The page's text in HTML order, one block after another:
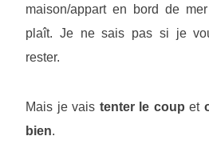
maison/appart en bord de
plaît. Je ne sais pas si je
rester.
Mais je vais tenter le coup et
bien.